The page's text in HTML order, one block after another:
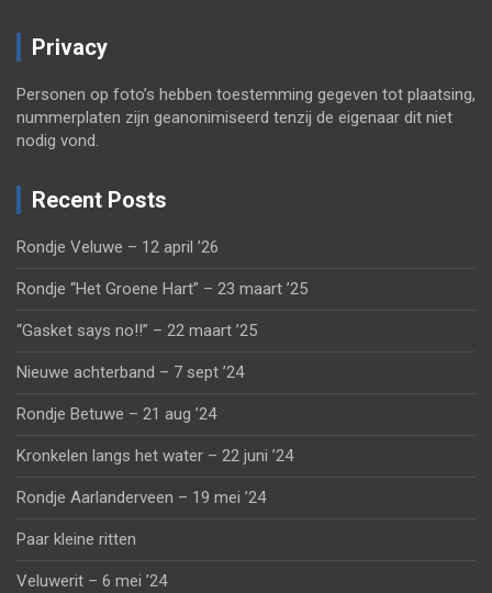
Privacy
Personen op foto’s hebben toestemming gegeven tot plaatsing,
nummerplaten zijn geanonimiseerd tenzij de eigenaar dit niet
nodig vond.
Recent Posts
Rondje Veluwe – 12 april ’26
Rondje “Het Groene Hart” – 23 maart ’25
“Gasket says no!!” – 22 maart ’25
Nieuwe achterband – 7 sept ’24
Rondje Betuwe – 21 aug ’24
Kronkelen langs het water – 22 juni ’24
Rondje Aarlanderveen – 19 mei ’24
Paar kleine ritten
Veluwerit – 6 mei ’24